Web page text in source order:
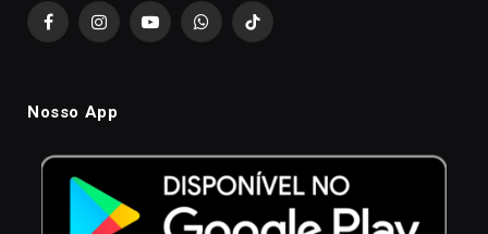
FacebookInstagramYouTubeWhatsAppTikTok
Nosso App